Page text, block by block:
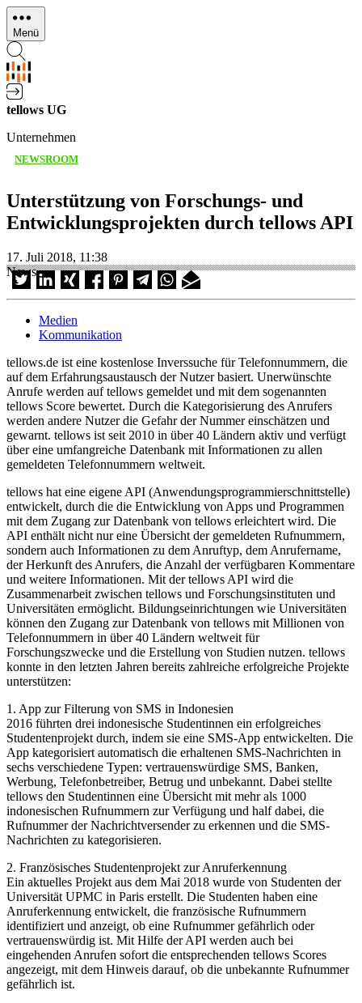
Direkt
zum
Inhalt
Menü
tellows UG
Unternehmen
NEWSROOM
Unterstützung von Forschungs- und
Entwicklungsprojekten durch tellows API
17. Juli 2018, 11:38
News
Medien
Kommunikation
tellows.de ist eine kostenlose Inverssuche für Telefonnummern, die
auf dem Erfahrungsaustausch der Nutzer basiert. Unerwünschte
Anrufe werden auf tellows gemeldet und mit dem sogenannten
tellows Score bewertet. Durch die Kategorisierung des Anrufers
werden andere Nutzer die Gefahr der Nummer einschätzen und
gewarnt. tellows ist seit 2010 in über 40 Ländern aktiv und verfügt
über eine umfangreiche Datenbank mit Informationen zu allen
gemeldeten Telefonnummern weltweit.
tellows hat eine eigene API (Anwendungsprogrammierschnittstelle)
entwickelt, durch die die Entwicklung von Apps und Programmen
mit dem Zugang zur Datenbank von tellows erleichtert wird. Die
API enthält nicht nur eine Übersicht der gemeldeten Rufnummern,
sondern auch Informationen zu dem Anruftyp, dem Anrufername,
der Herkunft des Anrufers, die Anzahl der verfügbaren Kommentare
und weitere Informationen. Mit der tellows API wird die
Zusammenarbeit zwischen tellows und Forschungsinstituten und
Universitäten ermöglicht. Bildungseinrichtungen wie Universitäten
können den Zugang zur Datenbank von tellows mit Millionen von
Telefonnummern in über 40 Ländern weltweit für
Forschungszwecke und die Erstellung von Studien nutzen. tellows
konnte in den letzten Jahren bereits zahlreiche erfolgreiche Projekte
unterstützen:
1. App zur Filterung von SMS in Indonesien
2016 führten drei indonesische Studentinnen ein erfolgreiches
Studentenprojekt durch, indem sie eine SMS-App entwickelten. Die
App kategorisiert automatisch die erhaltenen SMS-Nachrichten in
sechs verschiedene Typen: vertrauenswürdige SMS, Banken,
Werbung, Telefonbetreiber, Betrug und unbekannt. Dabei stellte
tellows den Studentinnen eine Übersicht mit mehr als 1000
indonesischen Rufnummern zur Verfügung und half dabei, die
Rufnummer der Nachrichtversender zu erkennen und die SMS-
Nachrichten zu kategorisieren.
2. Französisches Studentenprojekt zur Anruferkennung
Ein aktuelles Projekt aus dem Mai 2018 wurde von Studenten der
Universität UPMC in Paris erstellt. Die Studenten haben eine
Anruferkennung entwickelt, die französische Rufnummern
identifiziert und anzeigt, ob eine Rufnummer gefährlich oder
vertrauenswürdig ist. Mit Hilfe der API werden auch bei
eingehenden Anrufen sofort die entsprechenden tellows Scores
angezeigt, mit dem Hinweis darauf, ob die unbekannte Rufnummer
gefährlich ist.